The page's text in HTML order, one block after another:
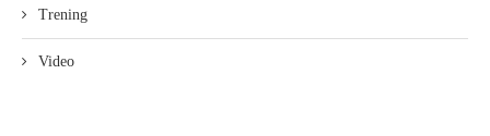
Trening
Video